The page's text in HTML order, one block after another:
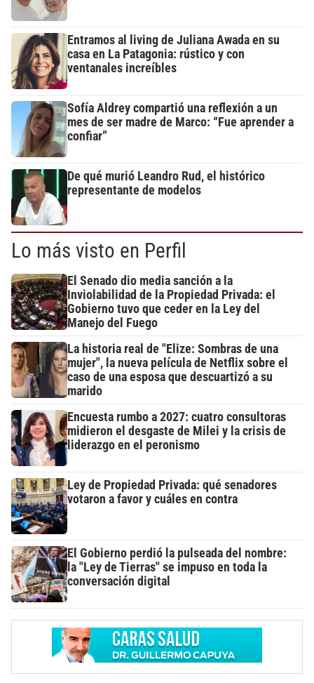
Entramos al living de Juliana Awada en su
casa en La Patagonia: rústico y con
ventanales increíbles
Sofía Aldrey compartió una reflexión a un
mes de ser madre de Marco: “Fue aprender a
confiar”
De qué murió Leandro Rud, el histórico
representante de modelos
Lo más visto en Perfil
El Senado dio media sanción a la
Inviolabilidad de la Propiedad Privada: el
Gobierno tuvo que ceder en la Ley del
Manejo del Fuego
La historia real de "Elize: Sombras de una
mujer", la nueva película de Netflix sobre el
caso de una esposa que descuartizó a su
marido
Encuesta rumbo a 2027: cuatro consultoras
midieron el desgaste de Milei y la crisis de
liderazgo en el peronismo
Ley de Propiedad Privada: qué senadores
votaron a favor y cuáles en contra
El Gobierno perdió la pulseada del nombre:
la "Ley de Tierras" se impuso en toda la
conversación digital